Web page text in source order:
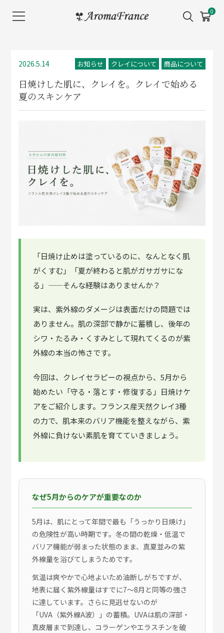
メ
ニ
0
2026.5.14 お知らせ クレイについて 商品について
日焼けした肌に、クレイを。クレイで始める
夏のスキンケア
「日焼け止めは塗っているのに、なんとなく肌
がくすむ」「夏が終わると肌がガサガサにな
る」——そんな経験はありませんか？
実は、紫外線のダメージは表面だけの問題では
ありません。肌の深部で静かに蓄積し、後年の
シワ・たるみ・くすみとして現れてくるのが紫
外線の本当の怖さです。
今回は、クレイセラピーの視点から、5月から
始めたい 「守る・落とす・修復する」 日焼けケ
アをご紹介します。フランス産天然クレイ3種
の力で、肌本来のバリア機能を整えながら、紫
外線に負けない素肌を育てていきましょう。
なぜ5月からのケアが重要なのか
5月は、肌にとって年間で最も「うっかり日焼け」
の危険性が高い時期です。冬の間の乾燥・低温で
バリア機能が弱まった状態のまま、真夏並みの紫
外線量を浴びてしまうためです。
気温は爽やかで心地よいため油断しがちですが、
地表に届く紫外線量はすでに7〜8月と同等の強さ
に達しています。さらに見逃せないのが
「UVA（紫外線A波）」の蓄積。UVAは肌の深部・
真皮層まで到達し、コラーゲンやエラスチンを破